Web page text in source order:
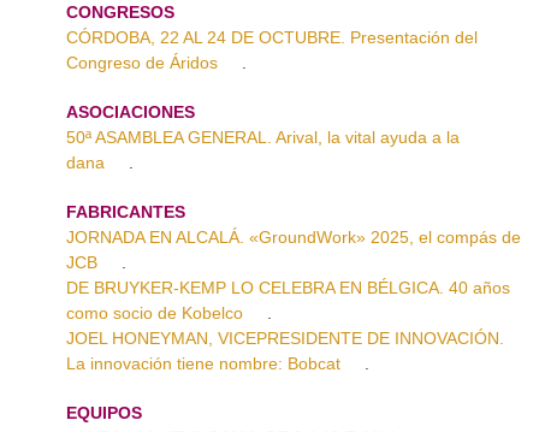
CONGRESOS
CÓRDOBA, 22 AL 24 DE OCTUBRE. Presentación del
Congreso de Áridos
ASOCIACIONES
50ª ASAMBLEA GENERAL. Arival, la vital ayuda a la
dana
FABRICANTES
JORNADA EN ALCALÁ. «GroundWork» 2025, el compás de
JCB
DE BRUYKER-KEMP LO CELEBRA EN BÉLGICA. 40 años
como socio de Kobelco
JOEL HONEYMAN, VICEPRESIDENTE DE INNOVACIÓN.
La innovación tiene nombre: Bobcat
EQUIPOS